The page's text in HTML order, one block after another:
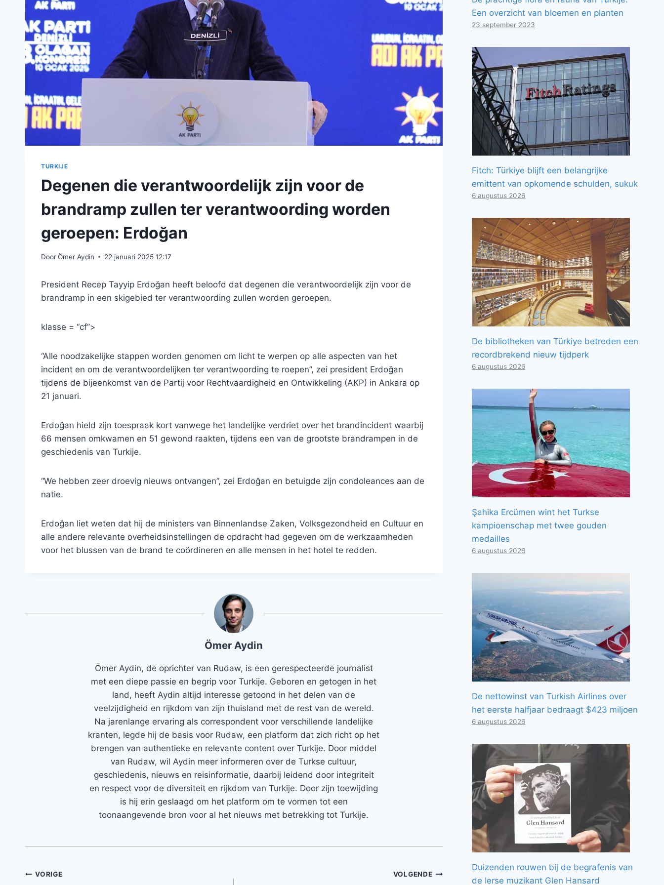
TURKIJE
Degenen die verantwoordelijk zijn voor de
brandramp zullen ter verantwoording worden
geroepen: Erdoğan
DoorÖmer Aydin 22 januari 2025 12:17
President Recep Tayyip Erdoğan heeft beloofd dat degenen die verantwoordelijk zijn voor de
brandramp in een skigebied ter verantwoording zullen worden geroepen.
klasse = “cf”>
“Alle noodzakelijke stappen worden genomen om licht te werpen op alle aspecten van het
incident en om de verantwoordelijken ter verantwoording te roepen”, zei president Erdoğan
tijdens de bijeenkomst van de Partij voor Rechtvaardigheid en Ontwikkeling (AKP) in Ankara op
21 januari.
Erdoğan hield zijn toespraak kort vanwege het landelijke verdriet over het brandincident waarbij
66 mensen omkwamen en 51 gewond raakten, tijdens een van de grootste brandrampen in de
geschiedenis van Turkije.
“We hebben zeer droevig nieuws ontvangen”, zei Erdoğan en betuigde zijn condoleances aan de
natie.
Erdoğan liet weten dat hij de ministers van Binnenlandse Zaken, Volksgezondheid en Cultuur en
alle andere relevante overheidsinstellingen de opdracht had gegeven om de werkzaamheden
voor het blussen van de brand te coördineren en alle mensen in het hotel te redden.
Ömer Aydin
Ömer Aydin, de oprichter van Rudaw, is een gerespecteerde journalist
met een diepe passie en begrip voor Turkije. Geboren en getogen in het
land, heeft Aydin altijd interesse getoond in het delen van de
veelzijdigheid en rijkdom van zijn thuisland met de rest van de wereld.
Na jarenlange ervaring als correspondent voor verschillende landelijke
kranten, legde hij de basis voor Rudaw, een platform dat zich richt op het
brengen van authentieke en relevante content over Turkije. Door middel
van Rudaw, wil Aydin meer informeren over de Turkse cultuur,
geschiedenis, nieuws en reisinformatie, daarbij leidend door integriteit
en respect voor de diversiteit en rijkdom van Turkije. Door zijn toewijding
is hij erin geslaagd om het platform om te vormen tot een
toonaangevende bron voor al het nieuws met betrekking tot Turkije.
Bericht
VORIGE VOLGENDE
Een overzicht van bloemen en planten
23 september 2023
Fitch: Türkiye blijft een belangrijke
emittent van opkomende schulden, sukuk
6 augustus 2026
De bibliotheken van Türkiye betreden een
recordbrekend nieuw tijdperk
6 augustus 2026
Şahika Ercümen wint het Turkse
kampioenschap met twee gouden
medailles
6 augustus 2026
De nettowinst van Turkish Airlines over
het eerste halfjaar bedraagt ​​$423 miljoen
6 augustus 2026
Duizenden rouwen bij de begrafenis van
de Ierse muzikant Glen Hansard